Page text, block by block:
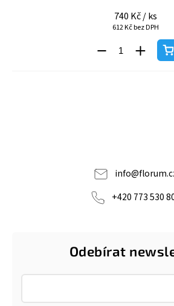
740 Kč/ ks
612 Kč bez DPH
info@
+420 773 530
Odebírat